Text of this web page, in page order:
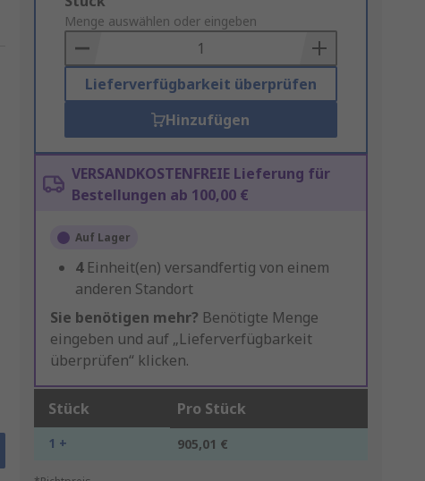
to
Basket
Menge auswählen oder eingeben
Lieferverfügbarkeit überprüfen
Hinzufügen
VERSANDKOSTENFREIE Lieferung für
Bestellungen ab 100,00 €
Auf Lager
4 Einheit(en) versandfertig von einem
anderen Standort
Sie benötigen mehr? Benötigte Menge
eingeben und auf „Lieferverfügbarkeit
überprüfen“ klicken.
Stück Pro Stück
1 + 905,01 €